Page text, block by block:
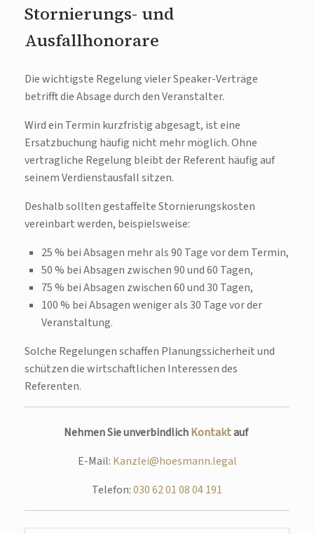
Stornierungs- und
Ausfallhonorare
Die wichtigste Regelung vieler Speaker-Verträge
betrifft die Absage durch den Veranstalter.
Wird ein Termin kurzfristig abgesagt, ist eine
Ersatzbuchung häufig nicht mehr möglich. Ohne
vertragliche Regelung bleibt der Referent häufig auf
seinem Verdienstausfall sitzen.
Deshalb sollten gestaffelte Stornierungskosten
vereinbart werden, beispielsweise:
25 % bei Absagen mehr als 90 Tage vor dem Termin,
50 % bei Absagen zwischen 90 und 60 Tagen,
75 % bei Absagen zwischen 60 und 30 Tagen,
100 % bei Absagen weniger als 30 Tage vor der
Veranstaltung.
Solche Regelungen schaffen Planungssicherheit und
schützen die wirtschaftlichen Interessen des
Referenten.
Nehmen Sie unverbindlichKontaktauf
E-Mail: Kanzlei@hoesmann.legal
Telefon:030 62 01 08 04 191